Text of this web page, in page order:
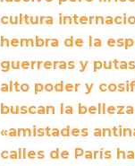
cultura
hembra de la
guerreras y
alto poder y
buscan la
«amistades
calles de París